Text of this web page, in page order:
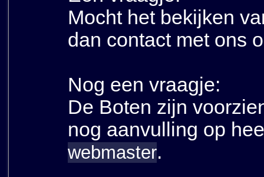
Mocht het bekijken
dan contact met ons
Nog een vraagje:
De Boten zijn
nog aanvulling op
webmaster.